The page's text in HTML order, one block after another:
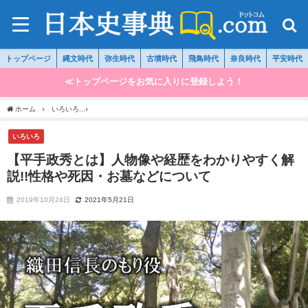
トップページ 縄文時代 弥生時代 古墳時代 飛鳥時代 奈良時代 平安時代
≪トップページをお気に入りに登録しよう！
ホーム いろいろ
いろいろ
【平手政秀とは】人物像や経歴をわかりやすく解
説!!性格や死因・お墓などについて
2019年10月24日 2021年5月21日